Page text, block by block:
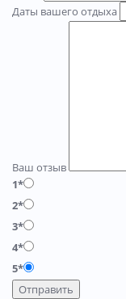
Даты вашего отдыха
Ваш отзыв
1*
2*
3*
4*
5*
Отправить